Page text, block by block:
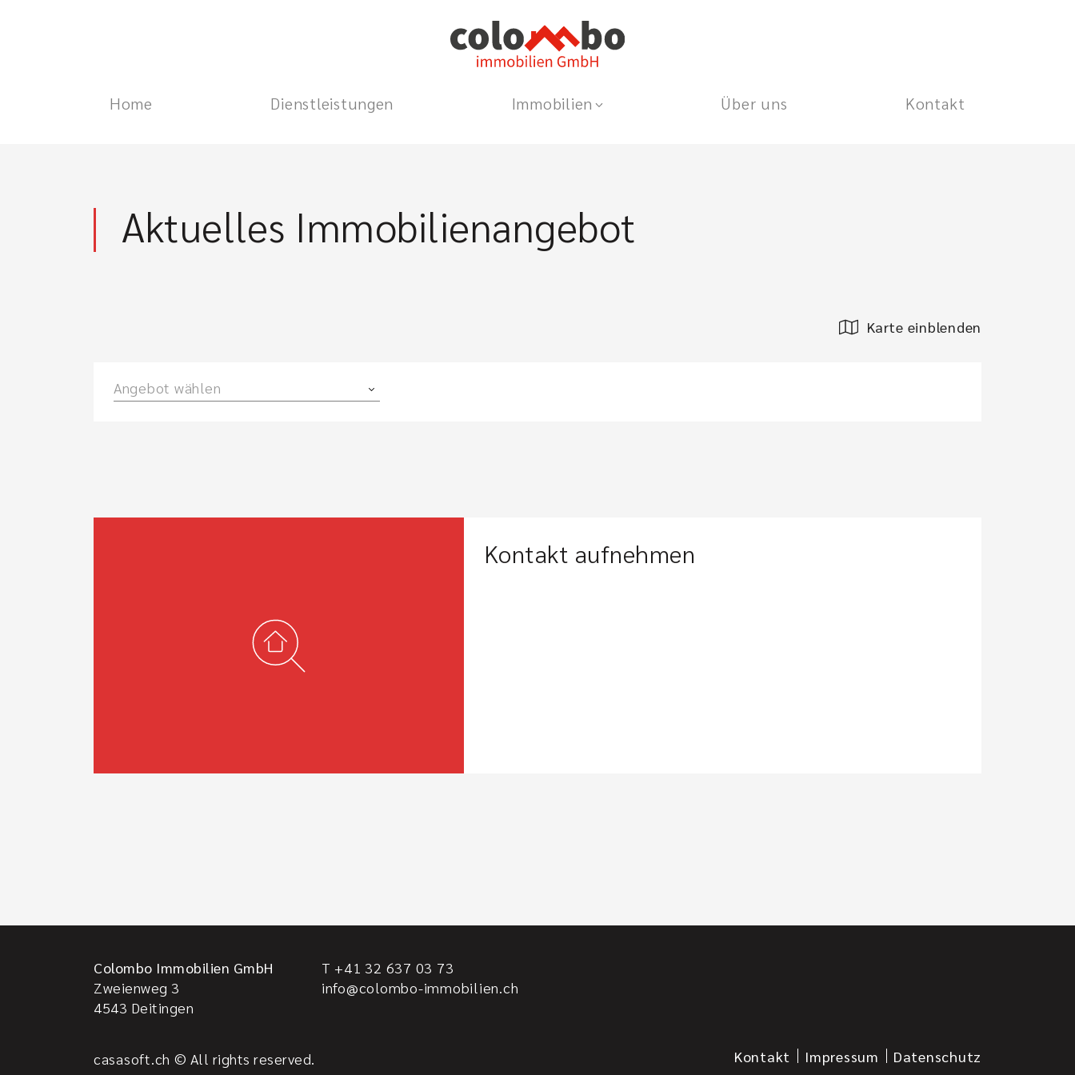
Home Dienstleistungen Immobilien Über uns Kontakt
Aktuelles Immobilienangebot
Karte einblenden
Angebot wählen
Kontakt aufnehmen
Colombo Immobilien GmbH
Zweienweg 3
4543 Deitingen
T +41 32 637 03 73
info@colombo-immobilien.ch
casasoft.ch © All rights reserved. Kontakt Impressum Datenschutz